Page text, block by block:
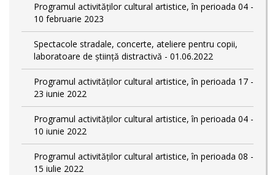
Programul activităților cultural artistice, în perioada 04 -
10 februarie 2023
Spectacole stradale, concerte, ateliere pentru copii,
laboratoare de știință distractivă - 01.06.2022
Programul activităților cultural artistice, în perioada 17 -
23 iunie 2022
Programul activităților cultural artistice, în perioada 04 -
10 iunie 2022
Programul activităților cultural artistice, în perioada 08 -
15 iulie 2022